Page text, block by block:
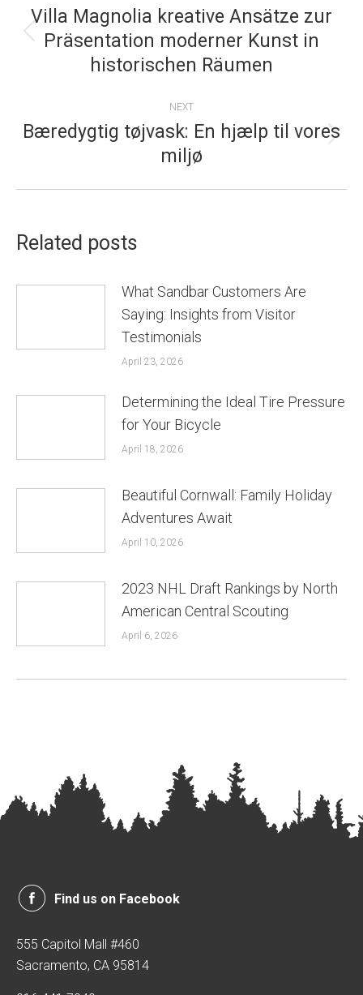
NAVIGATION
Previous
post:
Villa Magnolia kreative Ansätze zur
Präsentation moderner Kunst in
historischen Räumen
NEXT
Next
post:
Bæredygtig tøjvask: En hjælp til vores
miljø
Related posts
What Sandbar Customers Are
Saying: Insights from Visitor
Testimonials
April 23, 2026
Determining the Ideal Tire Pressure
for Your Bicycle
April 18, 2026
Beautiful Cornwall: Family Holiday
Adventures Await
April 10, 2026
2023 NHL Draft Rankings by North
American Central Scouting
April 6, 2026
Find us on Facebook
555 Capitol Mall #460
Sacramento, CA 95814